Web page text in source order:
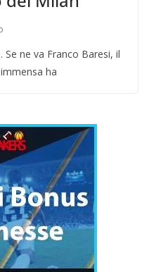
ne va Franco Baresi, il
ha